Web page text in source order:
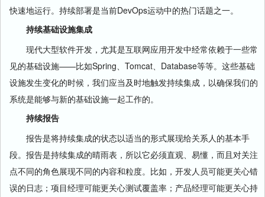
快速地运行。持续部署是当前DevOps运动中的热门话题之一。
持续基础设施集成
现代大型软件开发，尤其是互联网应用开发中经常依赖于一些常
见的基础设施——比如Spring、Tomcat、Database等等。这些基础
设施发生变化的时候，我们应当及时地触发持续集成，以确保我们的
系统是能够与新的基础设施一起工作的。
持续报告
报告是将持续集成的状态以适当的形式展现给关系人的基本手
段。报告是持续集成的晴雨表，所以它必须直观、易懂，而且对关注
点不同的角色展现不同的内容和粒度。比如，开发人员可能更关心错
误的日志；项目经理可能更关心测试覆盖率；产品经理可能更关心持